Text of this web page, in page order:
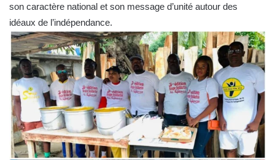
son caractère national et son message d’unité autour des
idéaux de l’indépendance.